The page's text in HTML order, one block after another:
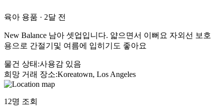
육아 용품 · 2달 전
New Balance 남아 셋업입니다. 얇으면서 이뻐요 자외선 보호
용으로 간절기및 여름에 입히기도 좋아요
물건 상태 :사용감 있음
희망 거래 장소:Koreatown, Los Angeles
12명 조회